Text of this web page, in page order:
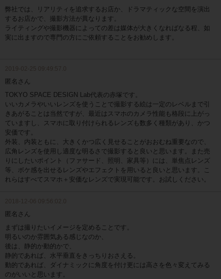
弊社では、リアリティを追求するお店か、ドラマティックな空間を演出
するお店かで、撮影方法が異なります。
ライティングや撮影機器によっての差は媒体が大きくなればなる程、如
実に出ますので専門の方にご依頼することをお勧めします。
2019-02-25 09:49:57.0
匿名さん
TOKYO SPACE DESIGN Lab代表の赤塚です。
いいカメラやいいレンズを使うことで撮影する絵は一定のレベルまで引
きあがることは当然ですが、最近はスマホのカメラ性能も格段に上がっ
ていますし、スマホに取り付けられるレンズも数多く種類があり、かつ
安価です。
外装、内装ともに、大きくかつ広く見せることがおおむね重要なので、
広角レンズを使用し適度な明るさで撮影すると良いと思います。また売
りにしたいポイント（ファサード、照明、家具等）には、単焦点レンズ
等、ボケ感を出せるレンズやエフェクトを用いると良いと思います。こ
れらはすべてスマホ＋安価なレンズで実現可能です。お試しください。
2018-12-06 09:56:02.0
匿名さん
まずは撮りたいイメージを定めることです。
明るいのか雰囲気ある感じなのか、
後は、静的か動的かで、
静的であれば、水平垂直をきっちりおさえる。
動的であれば、ダイナミックに角度を付け更には高さを色々変えてみる
のがいいと思います。